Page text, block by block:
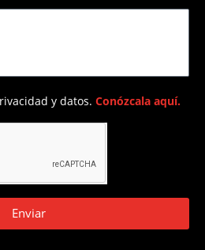
y datos. Conózcala aquí.
Enviar